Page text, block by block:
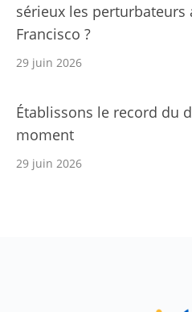
sérieux les perturbateurs
Francisco ?
29 juin 2026
Établissons le record du
moment
29 juin 2026